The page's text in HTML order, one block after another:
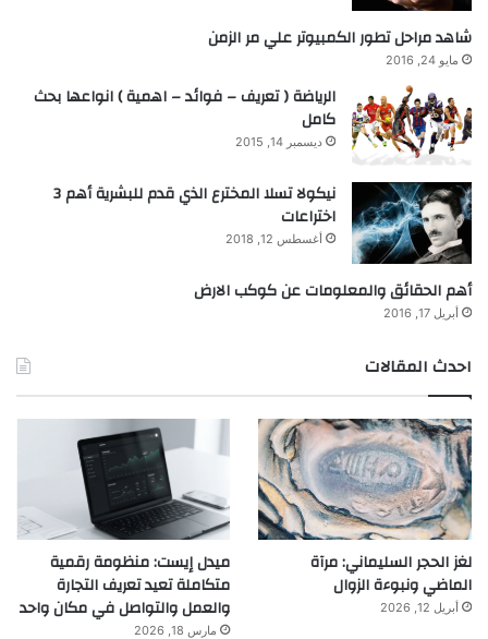
شاهد مراحل تطور الكمبيوتر علي مر الزمن
مايو 24, 2016
الرياضة ( تعريف – فوائد – اهمية ) انواعها بحث
كامل
ديسمبر 14, 2015
نيكولا تسلا المخترع الذي قدم للبشرية أهم 3
اختراعات
أغسطس 12, 2018
أهم الحقائق والمعلومات عن كوكب الارض
أبريل 17, 2016
احدث المقالات
لغز الحجر السليماني: مرآة
الماضي ونبوءة الزوال
أبريل 12, 2026
ميدل إيست: منظومة رقمية
متكاملة تعيد تعريف التجارة
والعمل والتواصل في مكان واحد
مارس 18, 2026